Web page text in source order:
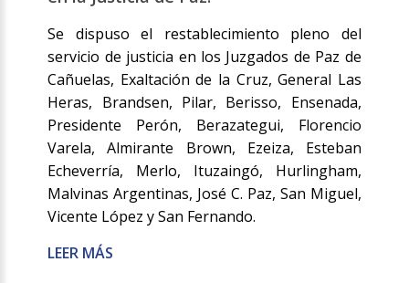
Se dispuso el restablecimiento pleno del
servicio de justicia en los Juzgados de Paz de
Cañuelas, Exaltación de la Cruz, General Las
Heras, Brandsen, Pilar, Berisso, Ensenada,
Presidente Perón, Berazategui, Florencio
Varela, Almirante Brown, Ezeiza, Esteban
Echeverría, Merlo, Ituzaingó, Hurlingham,
Malvinas Argentinas, José C. Paz, San Miguel,
Vicente López y San Fernando.
LEER MÁS